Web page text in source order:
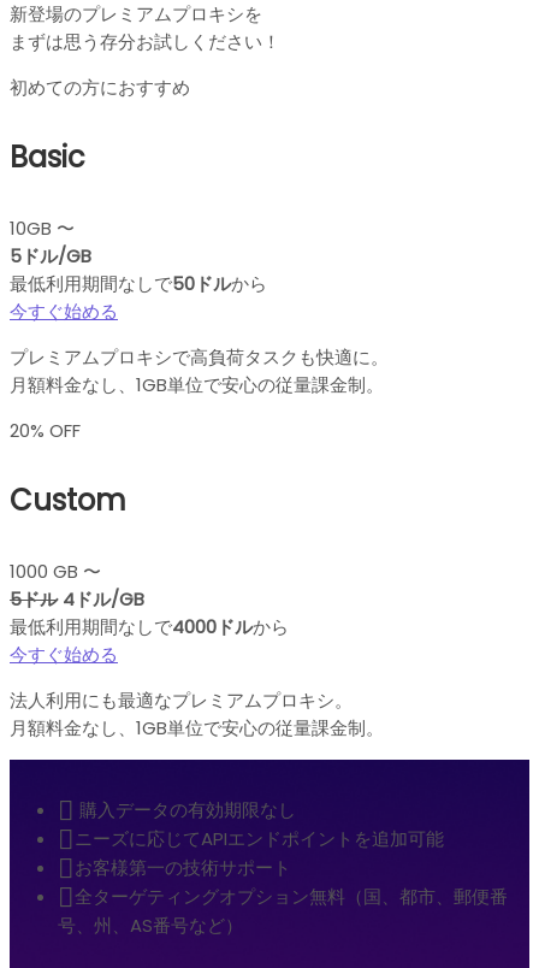
新登場のプレミアムプロキシを
まずは思う存分お試しください！
初めての方におすすめ
Basic
10GB 〜
5ドル/GB
最低利用期間なしで50ドルから
今すぐ始める
プレミアムプロキシで高負荷タスクも快適に。
月額料金なし、1GB単位で安心の従量課金制。
20% OFF
Custom
1000 GB 〜
5ドル4ドル/GB
最低利用期間なしで4000ドルから
今すぐ始める
法人利用にも最適なプレミアムプロキシ。
月額料金なし、1GB単位で安心の従量課金制。
購入データの有効期限なし
ニーズに応じてAPIエンドポイントを追加可能
お客様第一の技術サポート
全ターゲティングオプション無料（国、都市、郵便番
号、州、AS番号など）